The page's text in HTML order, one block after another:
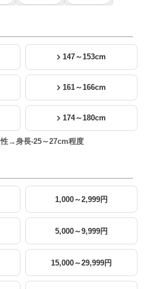
147～153cm
161～166cm
174～180cm
→身長-25～27cm程度
1,000～2,999円
5,000～9,999円
15,000～29,999円